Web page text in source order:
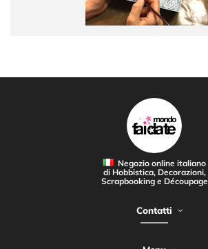
Negozio online italiano
di Hobbistica, Decorazioni,
Scrapbooking e Découpage
Contatti